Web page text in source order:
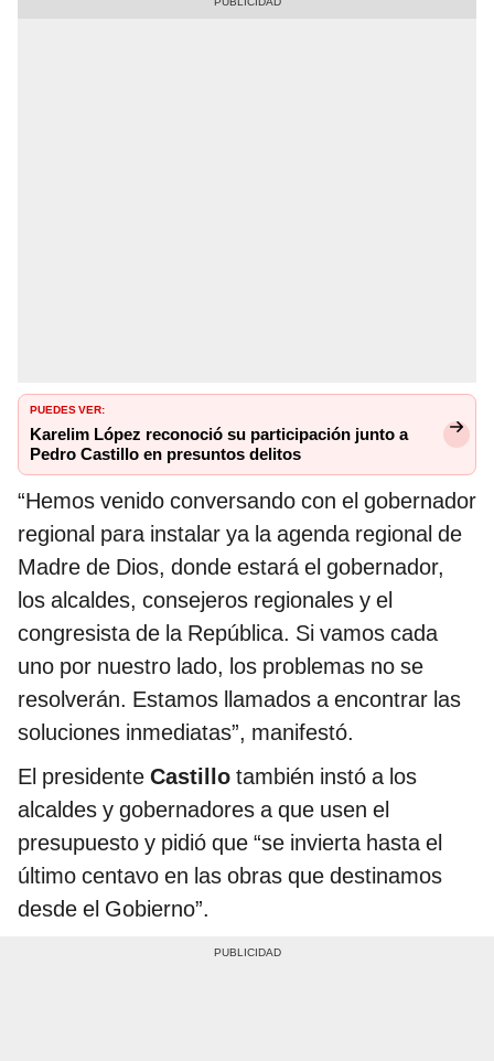
PUEDES VER:
Karelim López reconoció su participación junto a
Pedro Castillo en presuntos delitos
“Hemos venido conversando con el gobernador
regional para instalar ya la agenda regional de
Madre de Dios, donde estará el gobernador,
los alcaldes, consejeros regionales y el
congresista de la República. Si vamos cada
uno por nuestro lado, los problemas no se
resolverán. Estamos llamados a encontrar las
soluciones inmediatas”, manifestó.
El presidente Castillo también instó a los
alcaldes y gobernadores a que usen el
presupuesto y pidió que “se invierta hasta el
último centavo en las obras que destinamos
desde el Gobierno”.